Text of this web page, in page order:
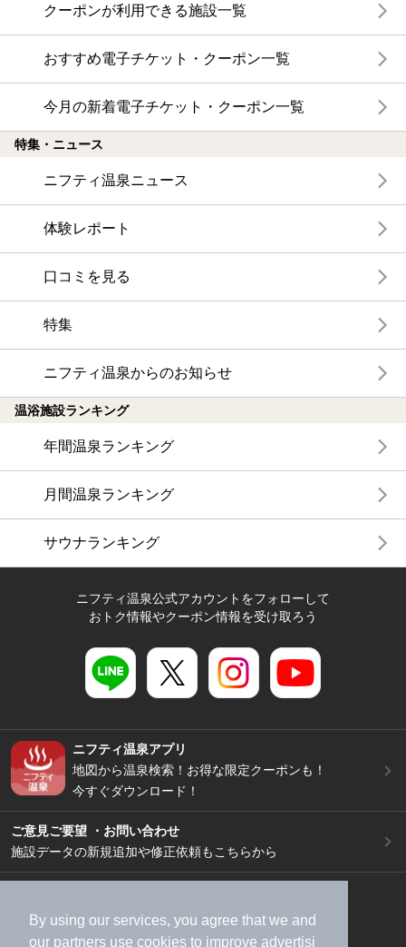
By using our services, you agree that we and
our partners use cookies to improve advertisi
クーポンが利用できる施設一覧
おすすめ電子チケット・クーポン一覧
今月の新着電子チケット・クーポン一覧
特集・ニュース
ニフティ温泉ニュース
体験レポート
口コミを見る
特集
ニフティ温泉からのお知らせ
温浴施設ランキング
年間温泉ランキング
月間温泉ランキング
サウナランキング
ニフティ温泉公式アカウントをフォローして
おトク情報やクーポン情報を受け取ろう
ニフティ温泉アプリ
地図から温泉検索！お得な限定クーポンも！
今すぐダウンロード！
ご意見ご要望 ・お問い合わせ
施設データの新規追加や修正依頼もこちらから
加盟店募集（資料請求）
広告出稿のご案内
利用規約
ライフスタイルMEMBERS+規約